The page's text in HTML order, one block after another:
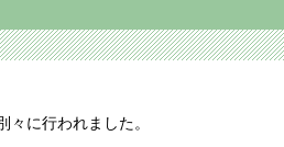
に行われました。